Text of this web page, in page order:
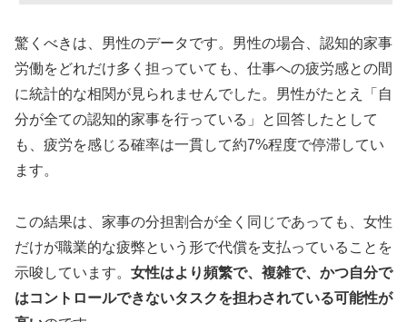
驚くべきは、男性のデータです。男性の場合、認知的家事
労働をどれだけ多く担っていても、仕事への疲労感との間
に統計的な相関が見られませんでした。男性がたとえ「自
分が全ての認知的家事を行っている」と回答したとして
も、疲労を感じる確率は一貫して約7%程度で停滞してい
ます。
この結果は、家事の分担割合が全く同じであっても、女性
だけが職業的な疲弊という形で代償を支払っていることを
示唆しています。 女性はより頻繁で、複雑で、かつ自分で
はコントロールできないタスクを担わされている可能性が